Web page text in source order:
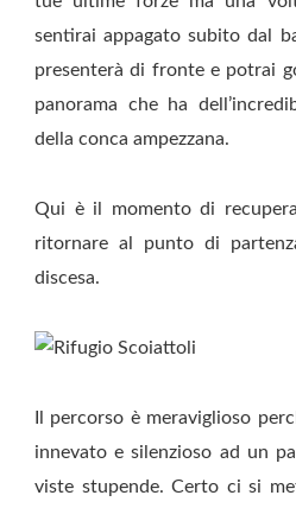
sentirai appagato subito dal
presenterà di fronte e potrai
panorama che ha
della conca ampezzana.
Qui è il momento di
ritornare al punto di
discesa.
Il percorso è meraviglioso
innevato e silenzioso ad un
viste stupende. Certo ci si